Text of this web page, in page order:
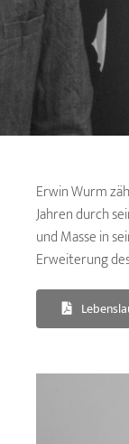
Erwin Wurm
Jahren durch
und Masse in
Erweiterung